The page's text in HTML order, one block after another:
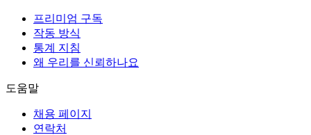
프리미엄 구독
작동 방식
통계 지침
왜 우리를 신뢰하나요
도움말
채용 페이지
연락처